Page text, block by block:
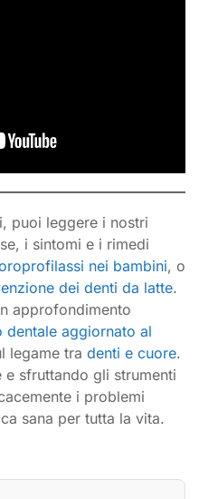
puoi leggere i nostri
i sintomi e i rimedi
nei bambini, o
dei denti da latte.
approfondimento
dentale aggiornato al
legame tra denti e cuore.
sfruttando gli strumenti
i problemi
sana per tutta la vita.